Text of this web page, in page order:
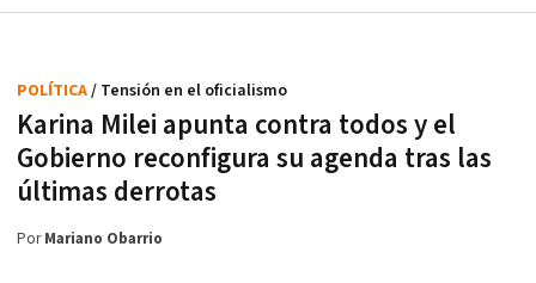
Karina Milei apunta contra todos y el
Gobierno reconfigura su agenda tras las
últimas derrotas
POLÍTICA/ Tensión en el oficialismo
PorMariano Obarrio